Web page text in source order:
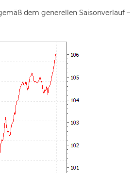
dem generellen Saisonverlauf –